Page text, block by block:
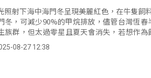
照射下海中海門冬呈現美麗紅色，在牛隻飼
冬，可減少90%的甲烷排放，儘管台灣恆
族群，但太過零星且夏天會消失，若想作為
業部水試所花了數年時間，成功讓海門冬在
。 08-27 12:38